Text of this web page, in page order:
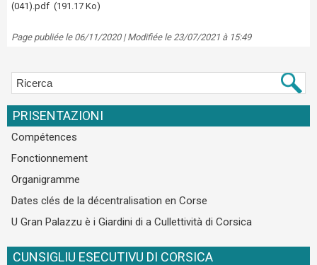
(041).pdf (191.17 Ko)
Page publiée le 06/11/2020 | Modifiée le 23/07/2021 à 15:49
PRISENTAZIONI
Compétences
Fonctionnement
Organigramme
Dates clés de la décentralisation en Corse
U Gran Palazzu è i Giardini di a Cullettività di Corsica
CUNSIGLIU ESECUTIVU DI CORSICA